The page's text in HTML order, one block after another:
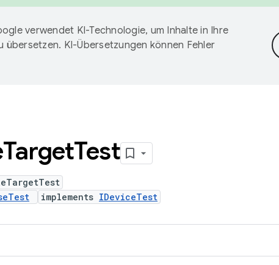
verwendet KI-Technologie, um Inhalte in Ihre
übersetzen. KI-Übersetzungen können Fehler
TargetTest
implements IDeviceTest